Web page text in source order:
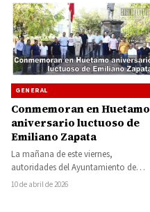
GENERAL
Conmemoran en Huetamo
aniversario luctuoso de
Emiliano Zapata
La mañana de este viernes,
autoridades del Ayuntamiento de
Huetamo llevaron a cabo el
10 de abril de 2026